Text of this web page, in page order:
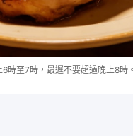
時至7時，最遲不要超過晚上8時